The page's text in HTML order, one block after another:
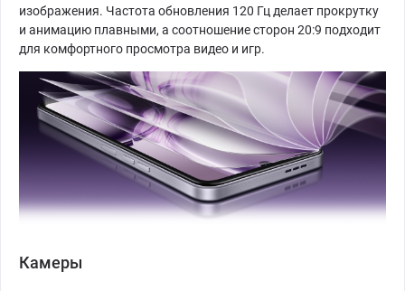
изображения. Частота обновления 120 Гц делает прокрутку
и анимацию плавными, а соотношение сторон 20:9 подходит
для комфортного просмотра видео и игр.
Камеры